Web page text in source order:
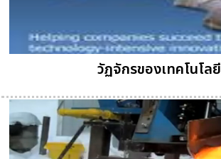
วัฏจักรของเทคโนโลยี